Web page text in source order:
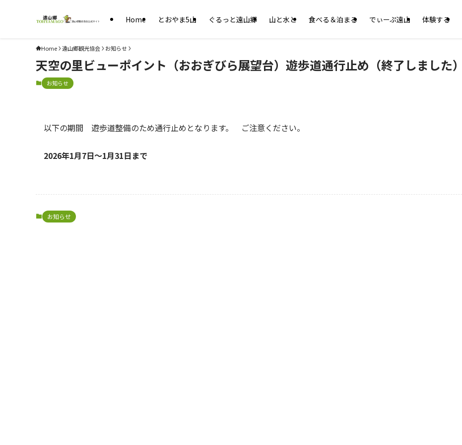
Home とおやま5山 ぐるっと遠山郷 山と水と 食べる＆泊まる でぃーぷ遠山 体験する
Home 遠山郷観光協会 お知らせ
天空の里ビューポイント（おおぎびら展望台）遊歩道通行止め（終了しました）
お知らせ
以下の期間 遊歩道整備のため通行止めとなります。 ご注意ください。
2026年1月7日～1月31日まで
お知らせ